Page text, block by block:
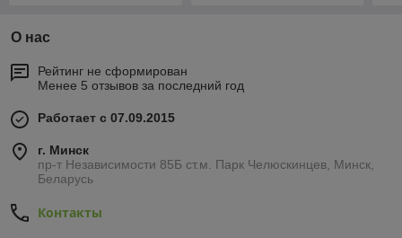
О нас
Рейтинг не сформирован
Менее 5 отзывов за последний год
Работает с 07.09.2015
г. Минск
пр-т Независимости 85Б ст.м. Парк Челюскинцев, Минск,
Беларусь
Контакты